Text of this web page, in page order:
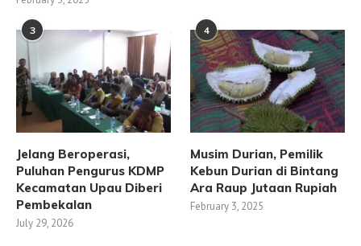
3
Jelang Beroperasi,
Puluhan Pengurus KDMP
Kecamatan Upau Diberi
Pembekalan
July 29, 2026
4
Musim Durian, Pemilik
Kebun Durian di Bintang
Ara Raup Jutaan Rupiah
February 3, 2025